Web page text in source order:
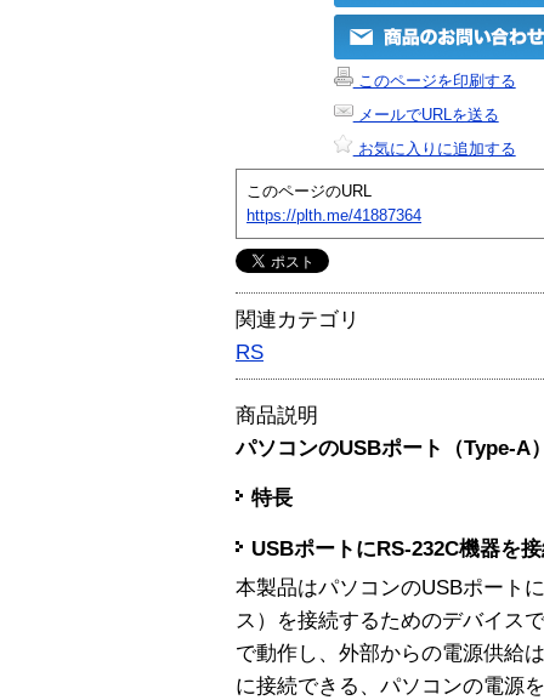
このページを印刷する
メールでURLを送る
お気に入りに追加する
このページのURL
https://plth.me/41887364
関連カテゴリ
RS
商品説明
パソコンのUSBポート（Type-A
特長
USBポートにRS-232C機器を
本製品はパソコンのUSBポート
ス）を接続するためのデバイス
で動作し、外部からの電源供給
に接続できる、パソコンの電源